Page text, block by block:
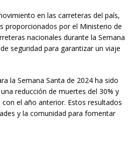
en las carreteras del país,
proporcionados por el Ministerio de
nacionales durante la Semana
seguridad para garantizar un viaje
la Semana Santa de 2024 ha sido
reducción de muertes del 30% y
el año anterior. Estos resultados
y la comunidad para fomentar